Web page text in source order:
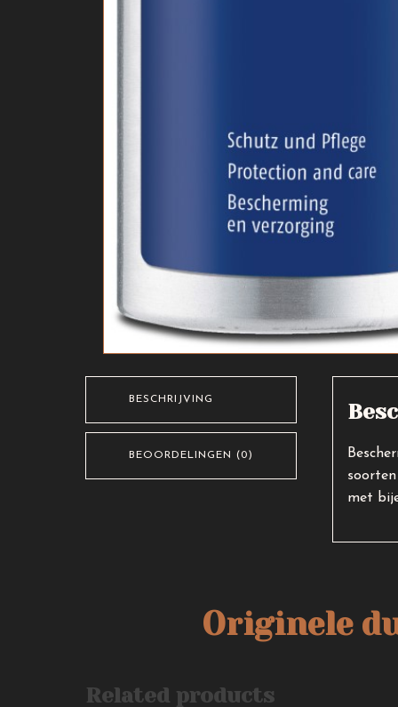
BESCHRIJVING
BEOORDELINGEN (0)
met
Originele
Related products